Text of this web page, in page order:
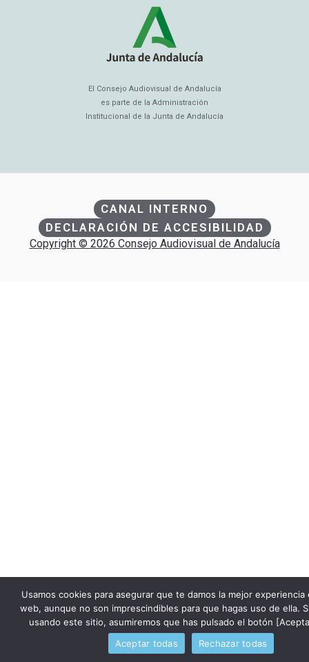
El Consejo Audiovisual de Andalucía
es parte de la Administración
Institucional de la Junta de Andalucía
CANAL INTERNO
DECLARACIÓN DE ACCESIBILIDAD
Copyright © 2026 Consejo Audiovisual de Andalucía
Usamos cookies para asegurar que te damos la mejor experiencia
web, aunque no son imprescindibles para que hagas uso de ella.
usando este sitio, asumiremos que has pulsado el botón
Aceptar todas
Rechazar todas